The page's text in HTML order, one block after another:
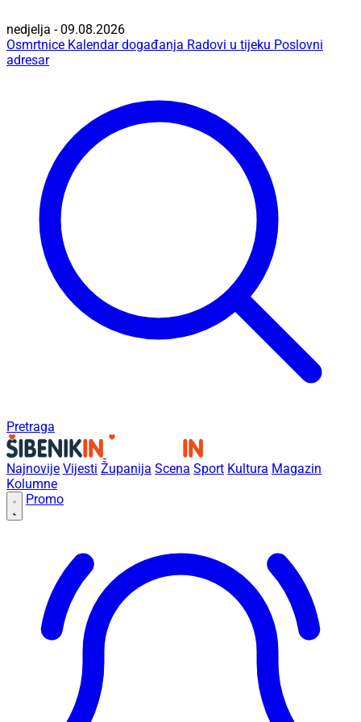
nedjelja - 09.08.2026
Osmrtnice Kalendar događanja Radovi u tijeku Poslovni
adresar
Pretraga
Najnovije Vijesti Županija Scena Sport Kultura Magazin
Kolumne
Promo